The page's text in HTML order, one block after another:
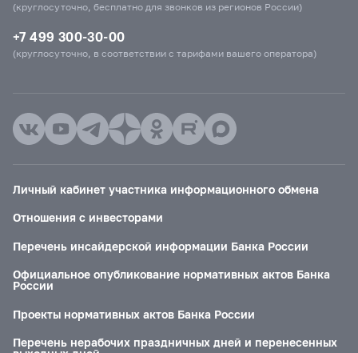
(круглосуточно, бесплатно для звонков из регионов России)
+7 499 300-30-00
(круглосуточно, в соответствии с тарифами вашего оператора)
Личный кабинет участника информационного обмена
Отношения с инвесторами
Перечень инсайдерской информации Банка России
Официальное опубликование нормативных актов Банка
России
Проекты нормативных актов Банка России
Перечень нерабочих праздничных дней и перенесенных